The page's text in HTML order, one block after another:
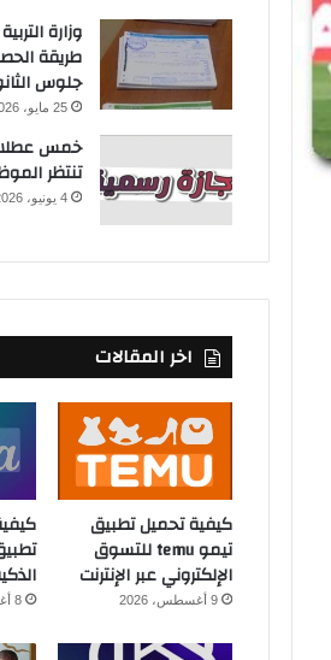
وزارة
طريقة
جلوس
25 مايو، 2026
خمس
تنتظر
4 يونيو، 2026
اخر المقالات
كيفية تحميل تطبيق
تيمو temu للتسوق
الإلكتروني عبر الإنترنت
9 أغسطس، 2026 8 أغسطس، 2026